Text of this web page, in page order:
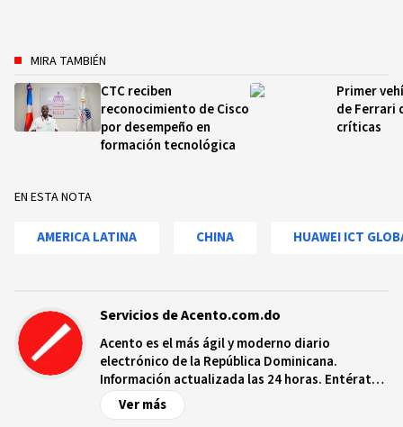
MIRA TAMBIÉN
CTC reciben
reconocimiento de Cisco
por desempeño en
formación tecnológica
Primer
de Ferrari
críticas
EN ESTA NOTA
AMERICA LATINA CHINA HUAWEI ICT
Servicios de Acento.com.do
Acento es el más ágil y moderno diario
electrónico de la República Dominicana.
Información actualizada las 24 horas. Entérate
de las noticias y sucesos más importantes a
nivel nacional e internacional, videos y fotos
Ver más